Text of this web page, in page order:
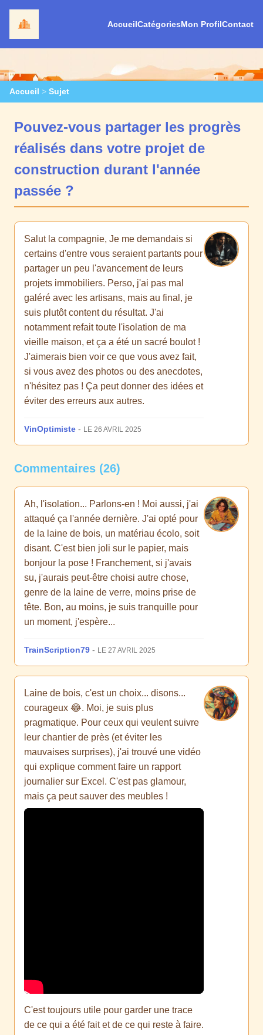
AccueilCatégoriesMon ProfilContact
Accueil > Sujet
Pouvez-vous partager les progrès
réalisés dans votre projet de
construction durant l'année
passée ?
Salut la compagnie, Je me demandais si
certains d'entre vous seraient partants pour
partager un peu l'avancement de leurs
projets immobiliers. Perso, j'ai pas mal
galéré avec les artisans, mais au final, je
suis plutôt content du résultat. J'ai
notamment refait toute l'isolation de ma
vieille maison, et ça a été un sacré boulot !
J'aimerais bien voir ce que vous avez fait,
si vous avez des photos ou des anecdotes,
n'hésitez pas ! Ça peut donner des idées et
éviter des erreurs aux autres.
VinOptimiste - LE 26 AVRIL 2025
Commentaires (26)
Ah, l'isolation... Parlons-en ! Moi aussi, j'ai
attaqué ça l'année dernière. J'ai opté pour
de la laine de bois, un matériau écolo, soit
disant. C'est bien joli sur le papier, mais
bonjour la pose ! Franchement, si j'avais
su, j'aurais peut-être choisi autre chose,
genre de la laine de verre, moins prise de
tête. Bon, au moins, je suis tranquille pour
un moment, j'espère...
TrainScription79 - LE 27 AVRIL 2025
Laine de bois, c'est un choix... disons...
courageux 😂. Moi, je suis plus
pragmatique. Pour ceux qui veulent suivre
leur chantier de près (et éviter les
mauvaises surprises), j'ai trouvé une vidéo
qui explique comment faire un rapport
journalier sur Excel. C'est pas glamour,
mais ça peut sauver des meubles !
C'est toujours utile pour garder une trace
de ce qui a été fait et de ce qui reste à faire.